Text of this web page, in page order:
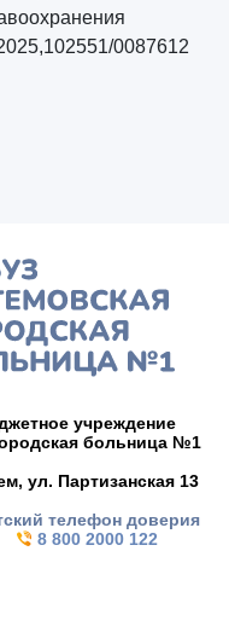
0087612
учреждение
больница №1
ул. Партизанская 13
телефон доверия
8 800 2000 122